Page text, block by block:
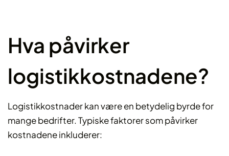
Hva påvirker
logistikkostnadene?
Logistikkostnader kan være en betydelig byrde for
mange bedrifter. Typiske faktorer som påvirker
kostnadene inkluderer: